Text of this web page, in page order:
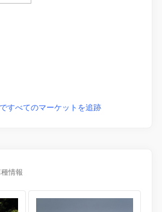
すべてのマーケットを追跡
情報